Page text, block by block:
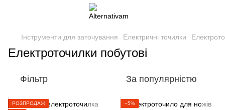
Інструменти для заточування Електричні точилки
Електроточилки побутові
Фільтр За популярністю
РОЗПРОДАЖ
−5%